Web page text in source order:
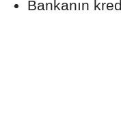
Bankanın